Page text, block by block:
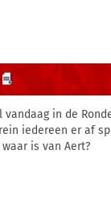
in de
iedereen er af
is van Aert?